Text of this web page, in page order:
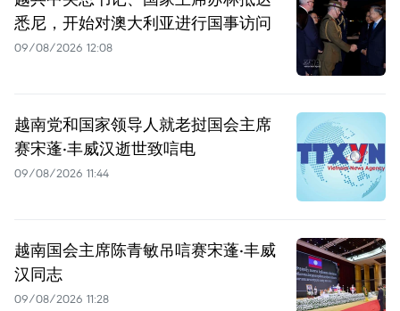
悉尼，开始对澳大利亚进行国事访问
09/08/2026 12:08
越南党和国家领导人就老挝国会主席
赛宋蓬·丰威汉逝世致唁电
09/08/2026 11:44
越南国会主席陈青敏吊唁赛宋蓬·丰威
汉同志
09/08/2026 11:28